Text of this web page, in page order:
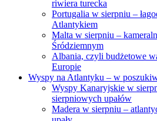
riwiera turecka
Portugalia w sierpniu –
Atlantykiem
Malta w sierpniu –
Śródziemnym
Albania, czyli budżetowe
Europie
Wyspy na Atlantyku – w
Wyspy Kanaryjskie w
sierpniowych upałów
Madera w sierpniu –